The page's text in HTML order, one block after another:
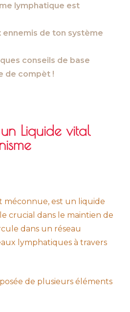
lymphatique est
ennemis de ton système
conseils de base
de compèt !
Liquide vital
méconnue, est un liquide
crucial dans le maintien de
dans un réseau
lymphatiques à travers
de plusieurs éléments